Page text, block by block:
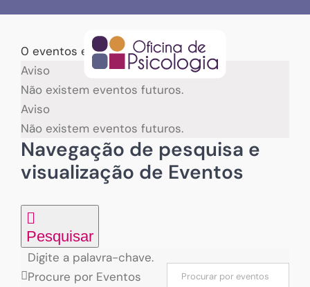
content0 eventos encontrados.
Eventos
for
06/08/2026
Aviso
Não existem eventos futuros.
Aviso
Não existem eventos futuros.
Navegação de pesquisa e
visualização de Eventos
Pesquisar
Digite a palavra-chave.
Procure por Eventos